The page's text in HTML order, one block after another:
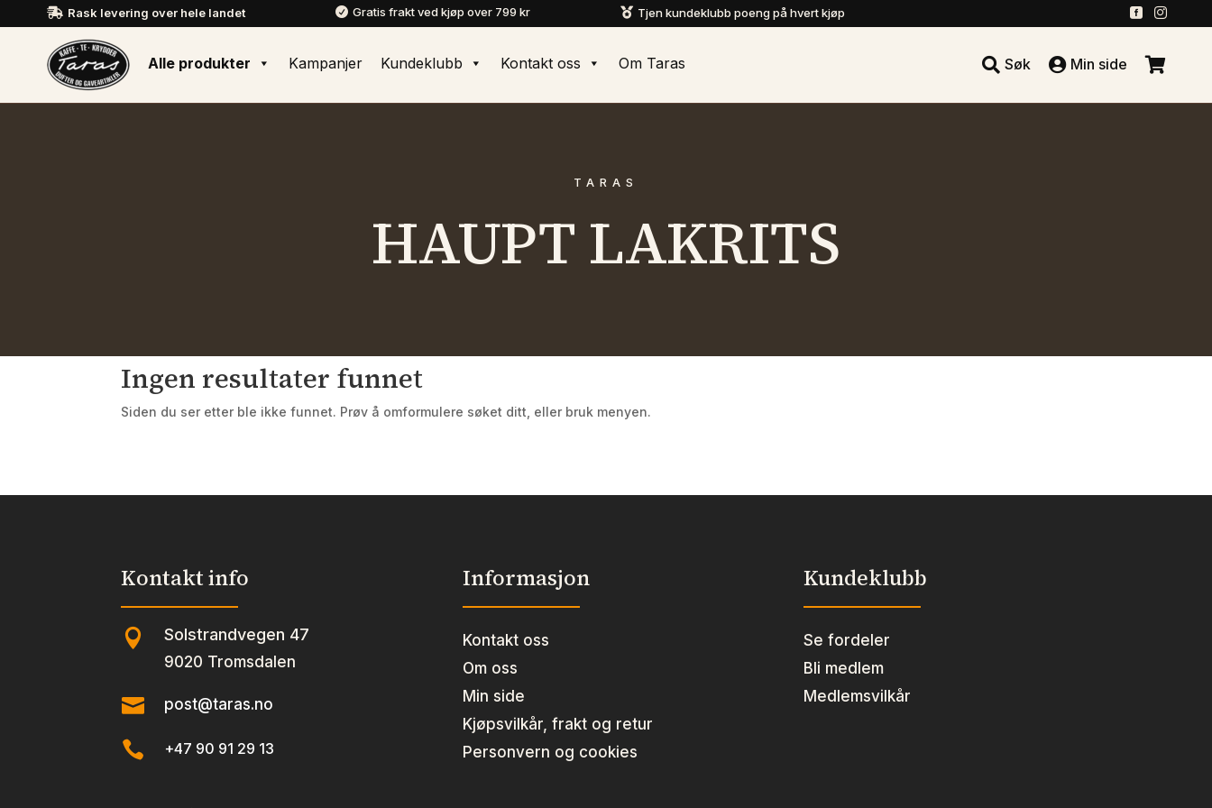
 Rask levering over hele landet  Gratis frakt ved kjøp over 799 kr  Tjen kundeklubb poeng på hvert kjøp  
Alle produkter Kampanjer Kundeklubb Kontakt oss Om Taras  Søk  Min side 
TARAS
HAUPT LAKRITS
Ingen resultater funnet
Siden du ser etter ble ikke funnet. Prøv å omformulere søket ditt, eller bruk menyen.
Kontakt info
 Solstrandvegen 47
9020 Tromsdalen
 post@taras.no
 +47 90 91 29 13
Informasjon
Kontakt oss
Om oss
Min side
Kjøpsvilkår, frakt og retur
Personvern og cookies
Kundeklubb
Se fordeler
Bli medlem
Medlemsvilkår